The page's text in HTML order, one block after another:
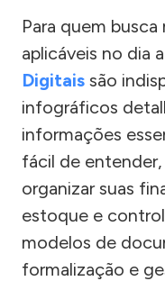
Para quem
aplicáveis no dia
Digitais são
infográficos
informações
fácil de entender,
organizar suas
estoque e
modelos de
formalização e